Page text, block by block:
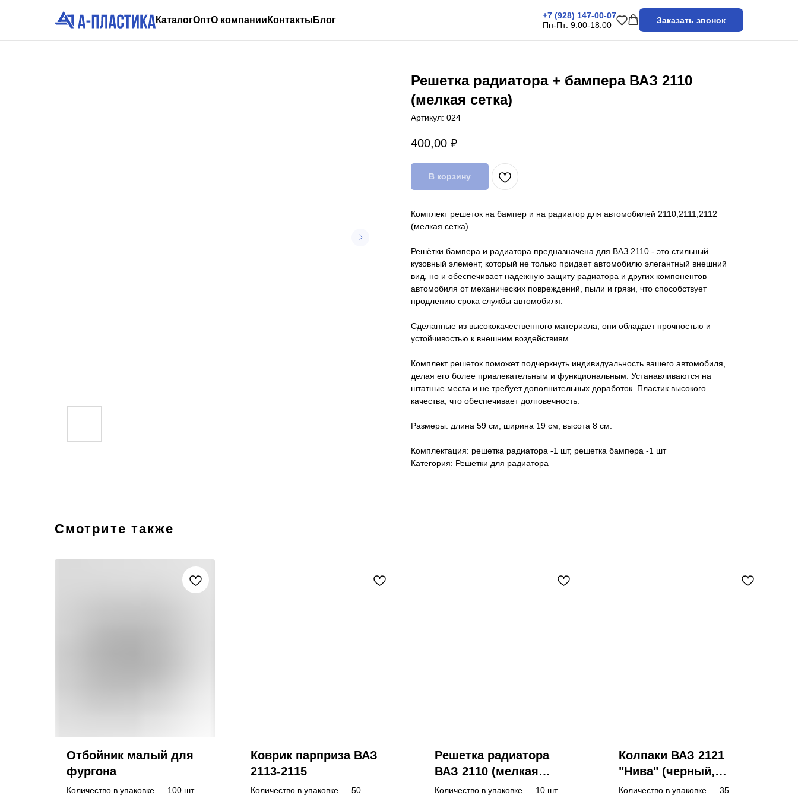
КаталогОптО компании Контакты Блог
+7 (928) 147-00-07
Пн-Пт: 9:00-18:00
Заказать звонок
Решетка радиатора + бампера ВАЗ 2110
(мелкая сетка)
Артикул: 024
400,00 ₽
В корзину
Комплект решеток на бампер и на радиатор для автомобилей 2110,2111,2112
(мелкая сетка).
Решётки бампера и радиатора предназначена для ВАЗ 2110 - это стильный
кузовный элемент, который не только придает автомобилю элегантный внешний
вид, но и обеспечивает надежную защиту радиатора и других компонентов
автомобиля от механических повреждений, пыли и грязи, что способствует
продлению срока службы автомобиля.
Сделанные из высококачественного материала, они обладает прочностью и
устойчивостью к внешним воздействиям.
Комплект решеток поможет подчеркнуть индивидуальность вашего автомобиля,
делая его более привлекательным и функциональным. Устанавливаются на
штатные места и не требует дополнительных доработок. Пластик высокого
качества, что обеспечивает долговечность.
Размеры: длина 59 см, ширина 19 см, высота 8 см.
Комплектация: решетка радиатора -1 шт, решетка бампера -1 шт
Категория: Решетки для радиатора
Смотрите также
Отбойник малый для
фургона
Количество в упаковке — 100 шт.
Коврик парприза ВАЗ
2113-2115
Количество в упаковке — 50
Решетка радиатора
ВАЗ 2110 (мелкая
сетка, крупная сетка,
Количество в упаковке — 10 шт.
Колпаки ВАЗ 2121
"Нива" (черный,
серый)
Количество в упаковке — 35